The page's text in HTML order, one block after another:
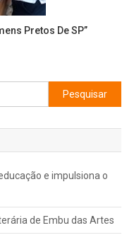
Pretos De SP”
Pesquisar
por:
e impulsiona o
de Embu das Artes